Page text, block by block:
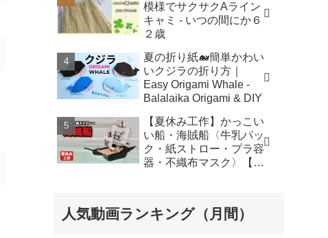
模様でサクサクAライン
キャミ - いつの間にか６
２歳
夏の折り紙🐋簡単かわい
いクジラの折り方｜
Easy Origami Whale -
Balalaika Origami & DIY
【夏休み工作】かっこい
い船・海賊船〈牛乳パッ
ク・紙ストロー・プラ容
器・不織布マスク〉【自
人気動画ランキング（月間）